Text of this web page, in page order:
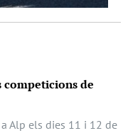
competicions de
Alp els dies 11 i 12 de